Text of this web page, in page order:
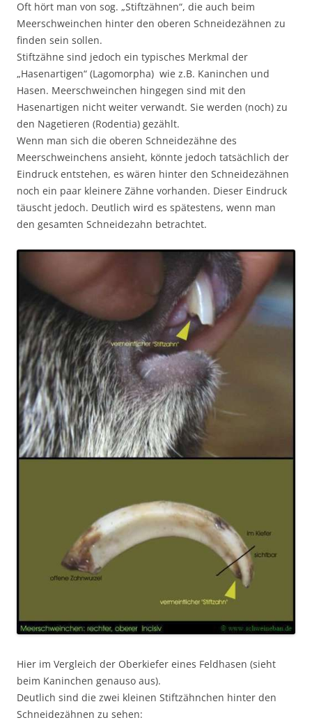
Oft hört man von sog. „Stiftzähnen“, die auch beim
Meerschweinchen hinter den oberen Schneidezähnen zu
finden sein sollen.
Stiftzähne sind jedoch ein typisches Merkmal der
„Hasenartigen“ (Lagomorpha) wie z.B. Kaninchen und
Hasen. Meerschweinchen hingegen sind mit den
Hasenartigen nicht weiter verwandt. Sie werden (noch) zu
den Nagetieren (Rodentia) gezählt.
Wenn man sich die oberen Schneidezähne des
Meerschweinchens ansieht, könnte jedoch tatsächlich der
Eindruck entstehen, es wären hinter den Schneidezähnen
noch ein paar kleinere Zähne vorhanden. Dieser Eindruck
täuscht jedoch. Deutlich wird es spätestens, wenn man
den gesamten Schneidezahn betrachtet.
Hier im Vergleich der Oberkiefer eines Feldhasen (sieht
beim Kaninchen genauso aus).
Deutlich sind die zwei kleinen Stiftzähnchen hinter den
Schneidezähnen zu sehen: